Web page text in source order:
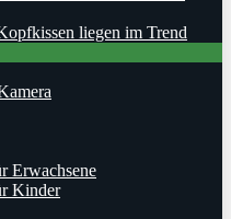
liegen im Trend
Erwachsene
Kinder